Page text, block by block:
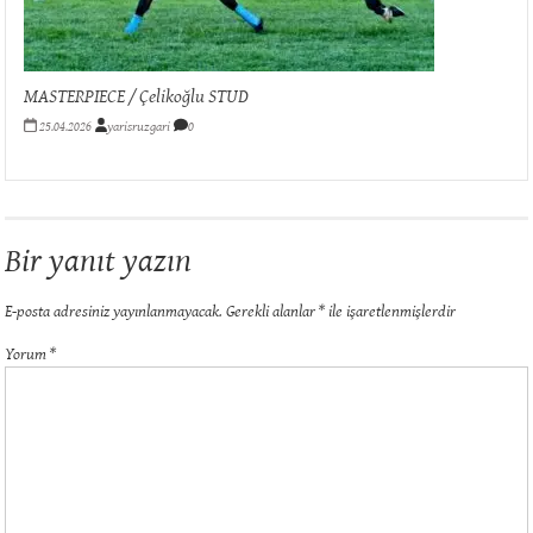
MASTERPIECE / Çelikoğlu STUD
25.04.2026 yarisruzgari 0
Bir yanıt yazın
E-posta adresiniz yayınlanmayacak. Gerekli alanlar*ile işaretlenmişlerdir
Yorum*